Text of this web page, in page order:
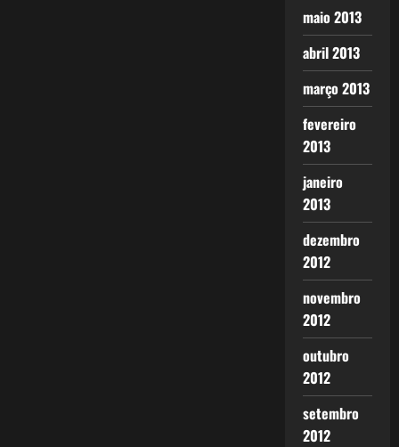
maio 2013
abril 2013
março 2013
fevereiro
2013
janeiro
2013
dezembro
2012
novembro
2012
outubro
2012
setembro
2012